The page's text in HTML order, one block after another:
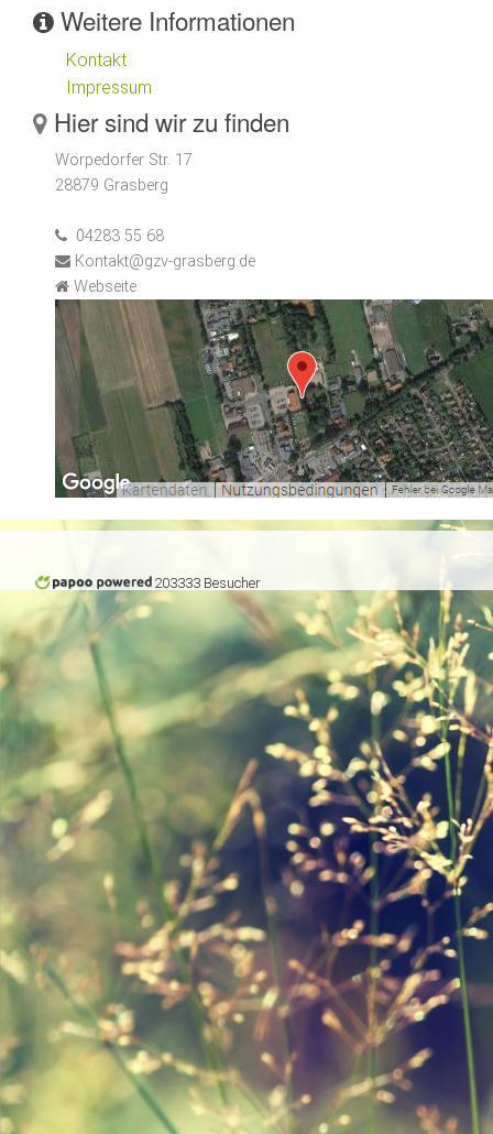
Weitere Informationen
Kontakt
Impressum
Hier sind wir zu finden
Wörpedorfer Str. 17
28879 Grasberg
04283 55 68
Kontakt@gzv-grasberg.de
Webseite
203333 Besucher